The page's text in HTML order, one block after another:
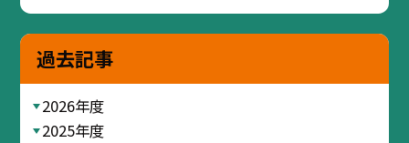
過去記事
2026年度
2025年度